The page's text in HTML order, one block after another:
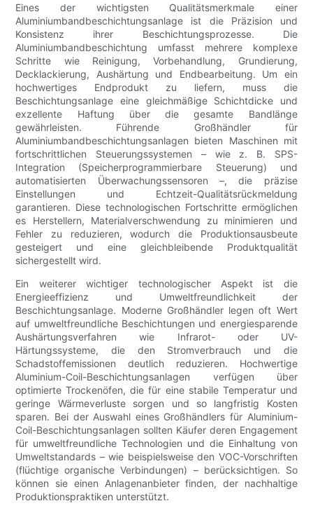
Eines der wichtigsten Qualitätsmerkmale einer
Aluminiumbandbeschichtungsanlage ist die Präzision und
Konsistenz ihrer Beschichtungsprozesse. Die
Aluminiumbandbeschichtung umfasst mehrere komplexe
Schritte wie Reinigung, Vorbehandlung, Grundierung,
Decklackierung, Aushärtung und Endbearbeitung. Um ein
hochwertiges Endprodukt zu liefern, muss die
Beschichtungsanlage eine gleichmäßige Schichtdicke und
exzellente Haftung über die gesamte Bandlänge
gewährleisten. Führende Großhändler für
Aluminiumbandbeschichtungsanlagen bieten Maschinen mit
fortschrittlichen Steuerungssystemen – wie z. B. SPS-
Integration (Speicherprogrammierbare Steuerung) und
automatisierten Überwachungssensoren –, die präzise
Einstellungen und Echtzeit-Qualitätsrückmeldung
garantieren. Diese technologischen Fortschritte ermöglichen
es Herstellern, Materialverschwendung zu minimieren und
Fehler zu reduzieren, wodurch die Produktionsausbeute
gesteigert und eine gleichbleibende Produktqualität
sichergestellt wird.
Ein weiterer wichtiger technologischer Aspekt ist die
Energieeffizienz und Umweltfreundlichkeit der
Beschichtungsanlage. Moderne Großhändler legen oft Wert
auf umweltfreundliche Beschichtungen und energiesparende
Aushärtungsverfahren wie Infrarot- oder UV-
Härtungssysteme, die den Stromverbrauch und die
Schadstoffemissionen deutlich reduzieren. Hochwertige
Aluminium-Coil-Beschichtungsanlagen verfügen über
optimierte Trockenöfen, die für eine stabile Temperatur und
geringe Wärmeverluste sorgen und so langfristig Kosten
sparen. Bei der Auswahl eines Großhändlers für Aluminium-
Coil-Beschichtungsanlagen sollten Käufer deren Engagement
für umweltfreundliche Technologien und die Einhaltung von
Umweltstandards – wie beispielsweise den VOC-Vorschriften
(flüchtige organische Verbindungen) – berücksichtigen. So
können sie einen Anlagenanbieter finden, der nachhaltige
Produktionspraktiken unterstützt.